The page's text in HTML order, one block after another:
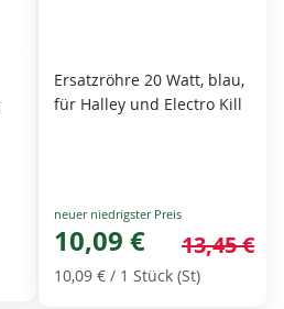
Ersatzröhre 20 Watt, blau,
für Halley und Electro Kill
Special
Price
10,09 € 13,45 €
10,09 € / 1 Stück (St)